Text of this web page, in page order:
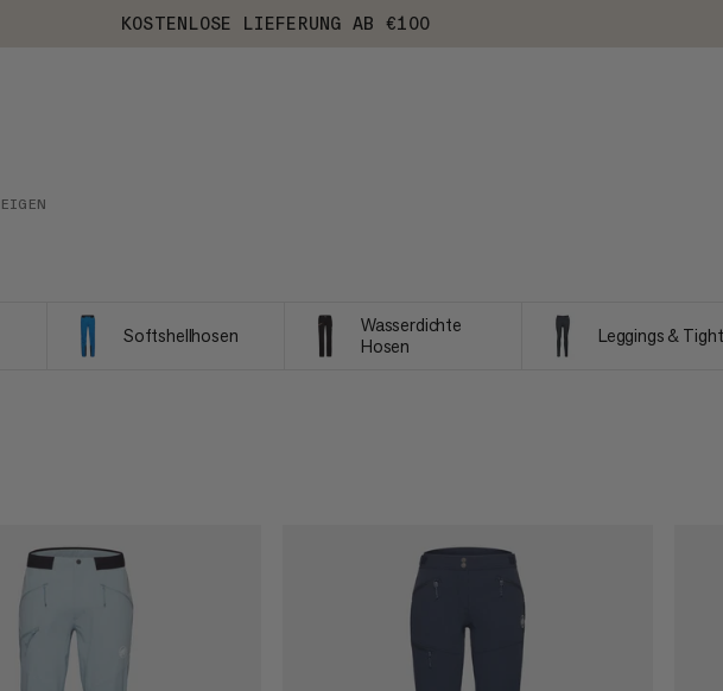
KOSTENLOSE LIEFERUNG AB €100
Softshellhosen
Wasserdichte
Hosen
Leggings &